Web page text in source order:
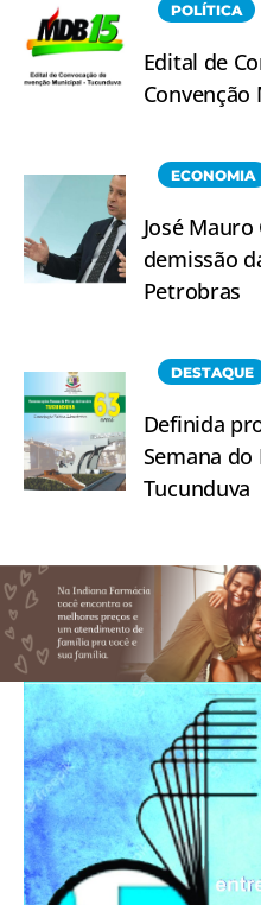
POLÍTICA
Edital de
Convenção
ECONOMIA
José
demissão
Petrobras
DESTAQUE
Definida
Semana
Tucunduva